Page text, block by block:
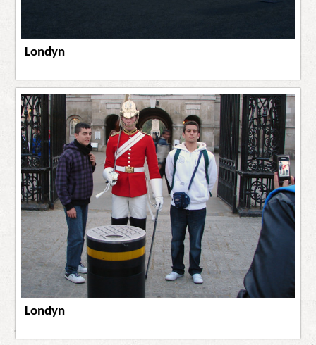
Londyn
Londyn